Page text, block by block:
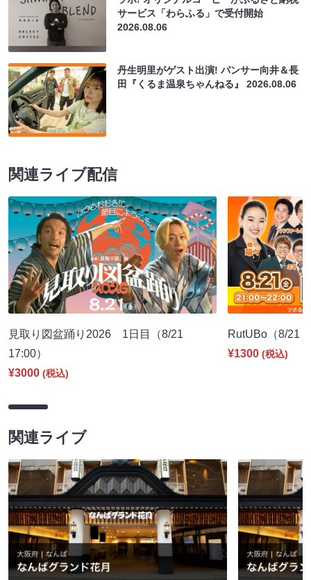
サービス「わらふる」で受付開始
2026.08.06
丹生明里がゲスト出演! パンサー向井＆長
田『くるま温泉ちゃんねる』2026.08.06
関連ライブ配信
見取り図盆踊り2026 1日目（8/21
17:00）
¥3000 (税込)
RutUBo（8/21
¥1300 (税込)
関連ライブ